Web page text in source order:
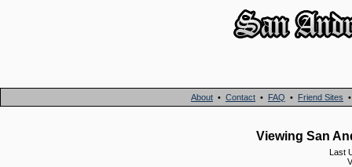
About • Contact • FAQ • Friend Sites
Viewing San
Last